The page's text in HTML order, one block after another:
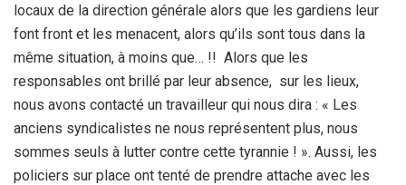
locaux de la direction générale alors que les gardiens leur
font front et les menacent, alors qu’ils sont tous dans la
même situation, à moins que… !! Alors que les
responsables ont brillé par leur absence, sur les lieux,
nous avons contacté un travailleur qui nous dira : « Les
anciens syndicalistes ne nous représentent plus, nous
sommes seuls à lutter contre cette tyrannie ! ». Aussi, les
policiers sur place ont tenté de prendre attache avec les